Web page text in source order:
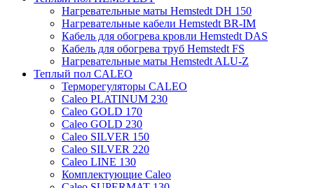
Нагревательные маты Hemstedt DH 150
Нагревательные кабели Hemstedt BR-IM
Кабель для обогрева кровли Hemstedt DAS
Кабель для обогрева труб Hemstedt FS
Нагревательные маты Hemstedt ALU-Z
Теплый пол CALEO
Терморегуляторы CALEO
Caleo PLATINUM 230
Caleo GOLD 170
Caleo GOLD 230
Caleo SILVER 150
Caleo SILVER 220
Caleo LINE 130
Комплектующие Caleo